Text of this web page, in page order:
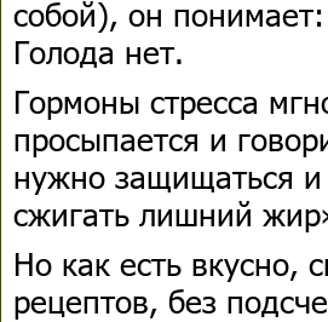
собой), он
Голода нет.
Гормоны стресса
просыпается и
нужно защищаться
сжигать лишний
Но как есть вкусно,
рецептов, без